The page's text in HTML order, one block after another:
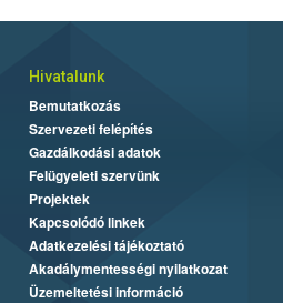
Hivatalunk
Bemutatkozás
Szervezeti felépítés
Gazdálkodási adatok
Felügyeleti szervünk
Projektek
Kapcsolódó linkek
Adatkezelési tájékoztató
Akadálymentességi nyilatkozat
Üzemeltetési információ